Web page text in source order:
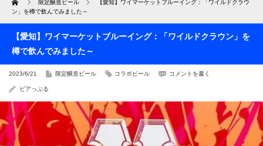
Home 限定醸造ビール
【愛知】ワイマーケットブルーイング：「ワイルドクラウ
ン」を樽で飲んでみました～
【愛知】ワイマーケットブルーイング：「ワイルドクラウン」を
樽で飲んでみました～
2023/6/21 限定醸造ビール コラボビール コメントを書く
ビアっぷる